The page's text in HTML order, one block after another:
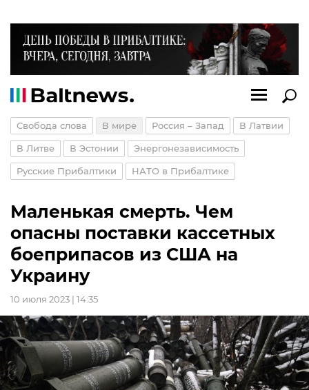
Свобода слова В мире Россия – Запад В Латвии
В Литве В Эстонии Энергонезависимость
Русские Прибалтики НАТО в Прибалтике
Маленькая смерть. Чем
опасны поставки кассетных
боеприпасов из США на
Украину
10 июля 2023 | 14:35